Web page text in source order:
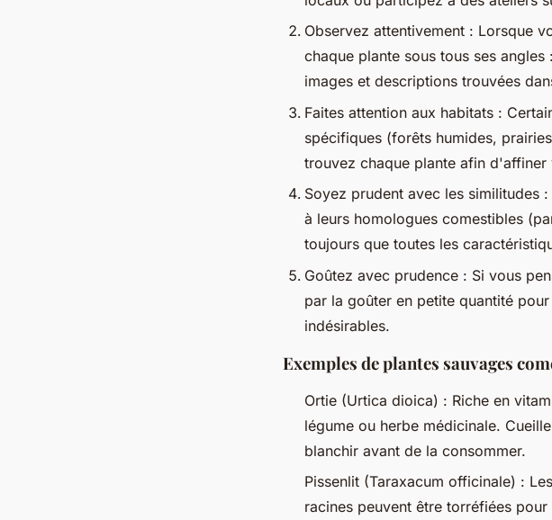
Observez attentivement : Lorsque
chaque plante sous tous ses
images et descriptions trouvées
Faites attention aux habitats :
spécifiques (forêts humides,
trouvez chaque plante afin
Soyez prudent avec les similitudes
à leurs homologues comestibles
toujours que toutes les
Goûtez avec prudence : Si vous
par la goûter en petite quantité
indésirables.
Exemples de plantes sauvages
Ortie (Urtica dioica) : Riche en
légume ou herbe médicinale.
blanchir avant de la consommer.
Pissenlit (Taraxacum officinale) :
racines peuvent être torréfiées